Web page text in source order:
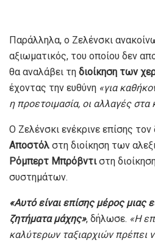
Παράλληλα, ο Ζελένσκι
αξιωματικός, του οποίου δεν
θα αναλάβει τη διοίκηση των
έχοντας την ευθύνη «για
η προετοιμασία, οι αλλαγές
Ο Ζελένσκι ενέκρινε επίσης
Αποστόλ στη διοίκηση των
Ρόμπερτ Μπρόβντιστη
συστημάτων.
«Αυτό είναι επίσης μέρος μιας
ζητήματα μάχης», δήλωσε. «Η
καλύτερων ταξιαρχιών πρέπει